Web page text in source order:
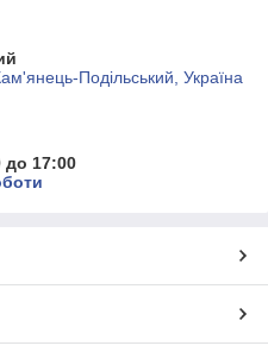
Подільський, Україна
до 17:00